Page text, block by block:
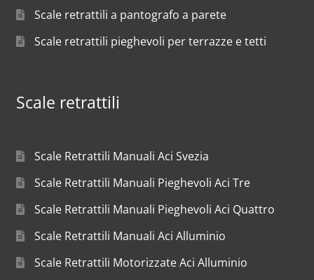
Scale retrattili a pantografo a parete
Scale retrattili pieghevoli per terrazze e tetti
Scale retrattili
Scale Retrattili Manuali Aci Svezia
Scale Retrattili Manuali Pieghevoli Aci Tre
Scale Retrattili Manuali Pieghevoli Aci Quattro
Scale Retrattili Manuali Aci Alluminio
Scale Retrattili Motorizzate Aci Alluminio